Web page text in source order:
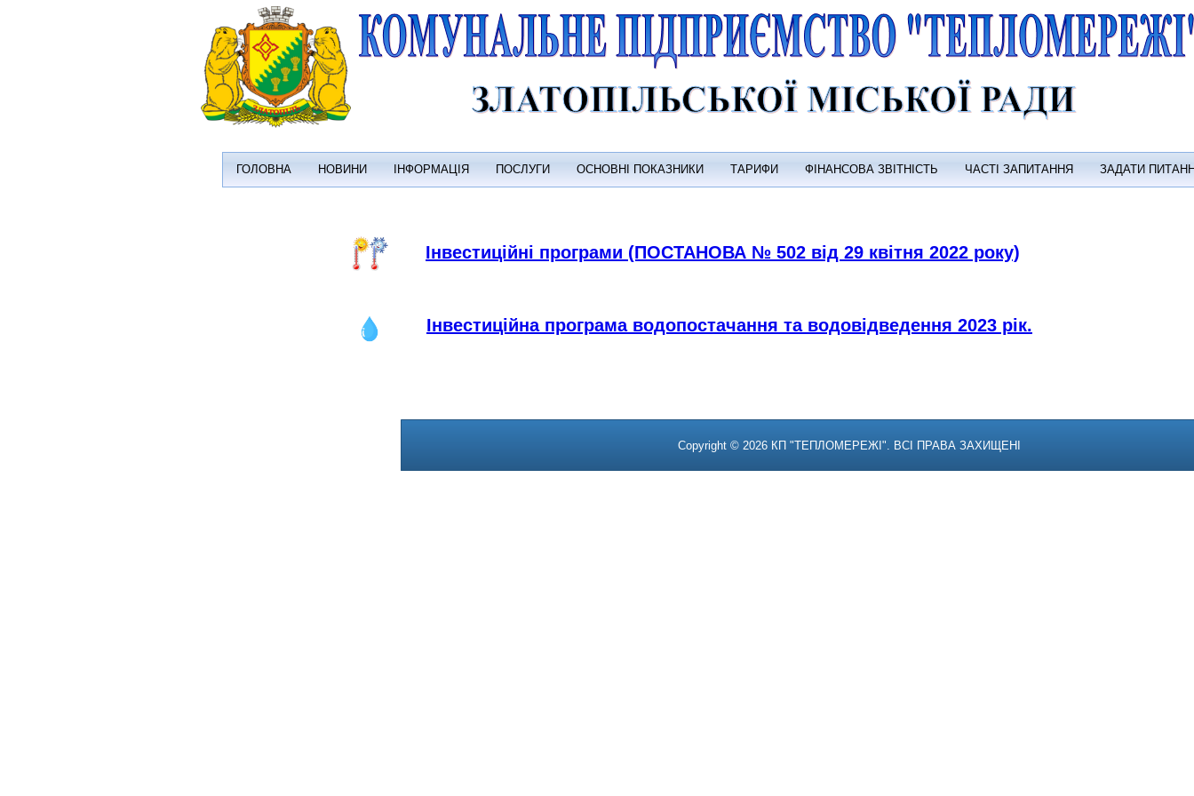
Copyright © 2021 ПКП "ТЕПЛОМЕРЕЖІ" ВСІ ПРАВА ЗАХИЩЕНІ
Інвестиційні програми (ПОСТАНОВА № 502 від 29 квітня 2022 року)
Інвестиційна програма водопостачання та водовідведення 2023 рік.
Copyright © 2026 КП "ТЕПЛОМЕРЕЖІ". ВСІ ПРАВА ЗАХИЩЕНІ
ГОЛОВНА НОВИНИ ІНФОРМАЦІЯ ПОСЛУГИ ОСНОВНІ ПОКАЗНИКИ ТАРИФИ ФІНАНСОВА ЗВІТНІСТЬ ЧАСТІ ЗАПИТАННЯ ЗАДАТИ